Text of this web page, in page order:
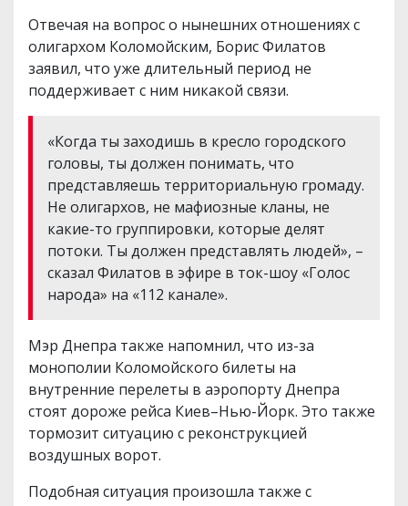
Отвечая на вопрос о нынешних отношениях с
олигархом Коломойским, Борис Филатов
заявил, что уже длительный период не
поддерживает с ним никакой связи.
«Когда ты заходишь в кресло городского
головы, ты должен понимать, что
представляешь территориальную громаду.
Не олигархов, не мафиозные кланы, не
какие-то группировки, которые делят
потоки. Ты должен представлять людей», –
сказал Филатов в эфире в ток-шоу «Голос
народа» на «112 канале».
Мэр Днепра также напомнил, что из-за
монополии Коломойского билеты на
внутренние перелеты в аэропорту Днепра
стоят дороже рейса Киев–Нью-Йорк. Это также
тормозит ситуацию с реконструкцией
воздушных ворот.
Подобная ситуация произошла также с